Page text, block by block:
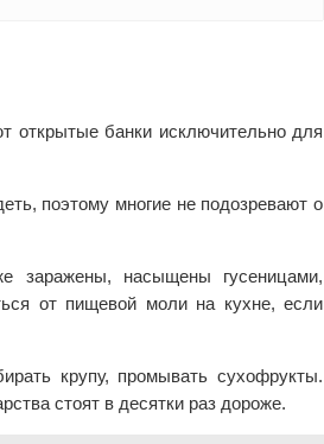
открытые банки исключительно для
поэтому многие не подозревают о
заражены, насыщены гусеницами,
от пищевой моли на кухне, если
крупу, промывать сухофрукты.
стоят в десятки раз дороже.